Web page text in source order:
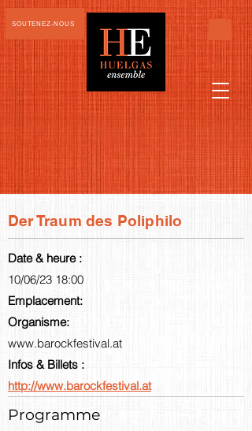
SOUTENEZ-NOUS
Der Traum des Poliphilo
Date & heure :
10/06/23 18:00
Emplacement:
Organisme:
www.barockfestival.at
Infos & Billets :
http://www.barockfestival.at
Programme